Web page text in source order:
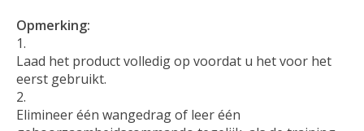
Opmerking:
Laad het product volledig op voordat u het voor het
eerst gebruikt.
Elimineer één wangedrag of leer één